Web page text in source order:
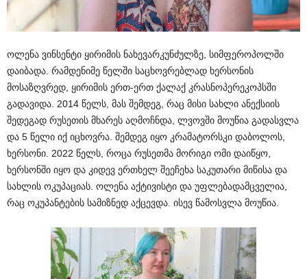
ოლენა ვინსენტი ყირიმის ნახევარკუნძულზე, სიმფეროპოლში
დაიბადა. რამდენიმე წელში საცხოვრებლად ხერსონის
მოსაზღვრედ, ყირიმის ერთ-ერთ ქალაქ კრასნოპერეკოპსში
გადავიდა. 2014 წელს, მას შემდეგ, რაც მისი სახლი ანექსიის
შედეგად რუსეთის მხარეს აღმოჩნდა, ლვოვში მოუწია გადასვლა
და 5 წელი იქ იცხოვრა. შემდეგ იყო კრამატორსკი დაბოლოს,
ხერსონი. 2022 წელს, როცა რუსეთმა მორიგი ომი დაიწყო,
ხერსონში იყო და კიდევ ერთხელ შეეჩეხა საკუთარი მიწისა და
სახლის ოკუპაციას. ოლენა აქტივისტი და უფლებადამცველია,
რაც ოკუპანტების სამიზნედ აქცევდა. ისევ წამოსვლა მოუწია.